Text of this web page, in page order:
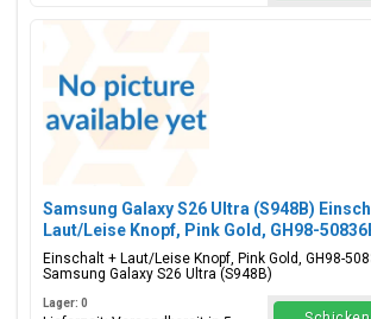
Samsung Galaxy S26 Ultra (S948B)
Laut/Leise Knopf, Pink Gold, GH98-
Einschalt + Laut/Leise Knopf, Pink Gold, GH98-
Samsung Galaxy S26 Ultra (S948B)
Lager: 0